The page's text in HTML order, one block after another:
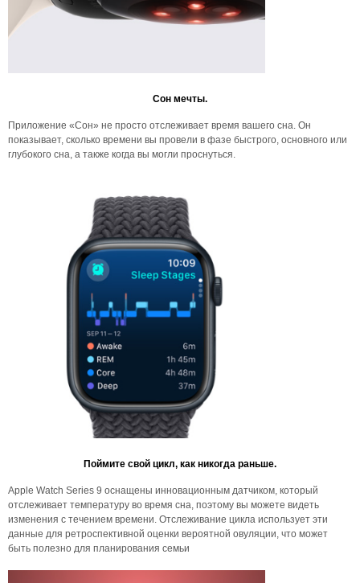
Сон мечты.
Приложение «Сон» не просто отслеживает время вашего сна. Он
показывает, сколько времени вы провели в фазе быстрого, основного или
глубокого сна, а также когда вы могли проснуться.
Поймите свой цикл, как никогда раньше.
Apple Watch Series 9 оснащены инновационным датчиком, который
отслеживает температуру во время сна, поэтому вы можете видеть
изменения с течением времени. Отслеживание цикла использует эти
данные для ретроспективной оценки вероятной овуляции, что может
быть полезно для планирования семьи